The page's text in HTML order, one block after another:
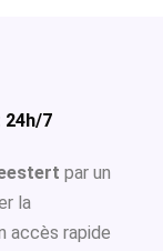
7
par un
la
accès rapide